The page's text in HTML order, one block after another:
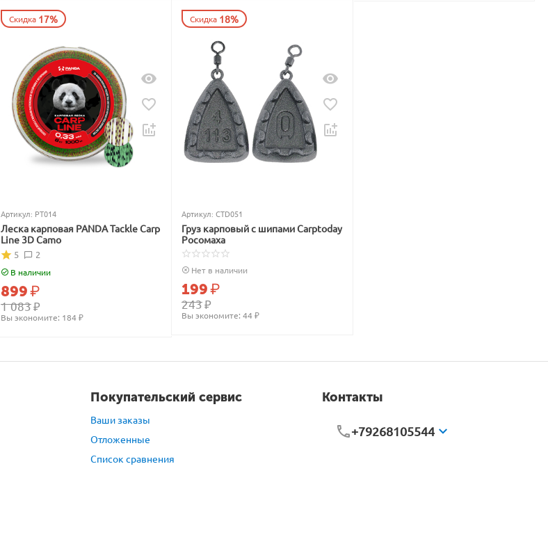
Скидка 17%
Артикул: PT014
Леска карповая PANDA Tackle Carp
Line 3D Camo
2
5
В наличии
1 083₽
899₽
Вы экономите: 184 ₽
Скидка 18%
Артикул: CTD051
Груз карповый с шипами Carptoday
Росомаха
Нет в наличии
243₽
199₽
Вы экономите: 44 ₽
Покупательский сервис
Ваши заказы
Отложенные
Список сравнения
Контакты
+79268105544